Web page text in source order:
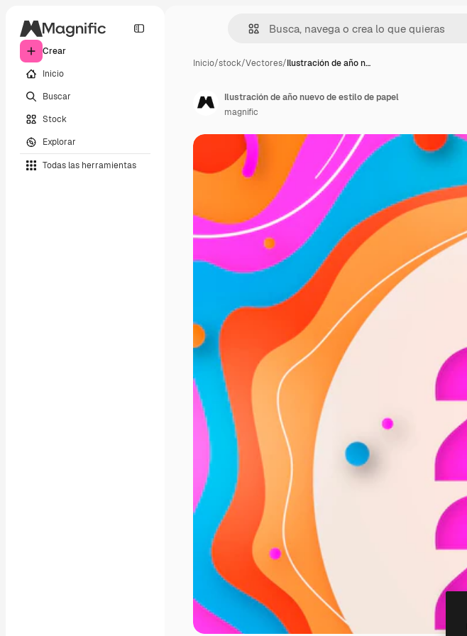
Crear
Inicio
Buscar
Stock
Explorar
Todas las herramientas
Inicio/stock/Vectores/Ilustración de año n…
Ilustración de año nuevo de estilo de papel
magnific